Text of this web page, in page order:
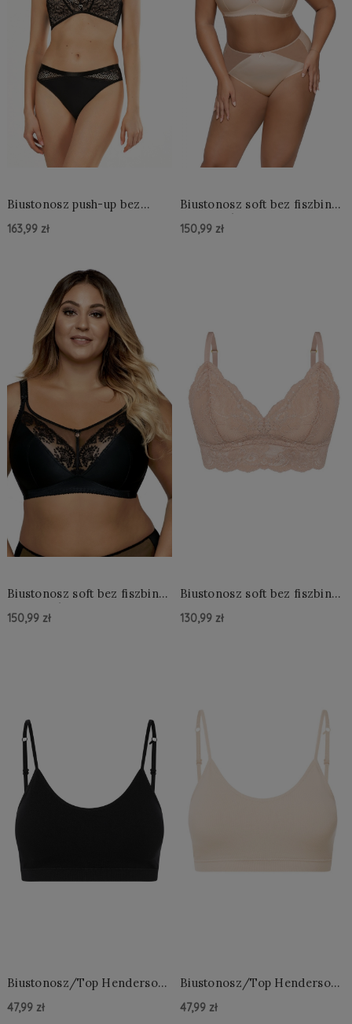
Biustonosz push-up bez
163,99 zł
Biustonosz soft bez fiszbin
Ava 1691/1 Maxi
150,99 zł
Biustonosz soft bez fiszbin
Ava 1691/1 Maxi
150,99 zł
Biustonosz soft bez fiszbin
130,99 zł
Biustonosz/Top Henderson
47,99 zł
Biustonosz/Top Henderson
47,99 zł